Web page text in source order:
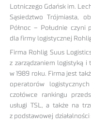
Lotniczego Gdańsk im.
Sąsiedztwo Trójmiasta,
Północ – Południe
dla firmy logistycznej
Firma Rohlig Suus
z zarządzaniem logistyką i
w 1989 roku. Firma jest
operatorów
czołówce rankingu
usługi TSL, a także na
z podstawowej